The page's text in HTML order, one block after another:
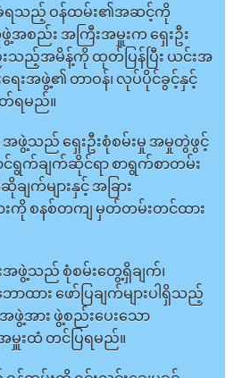
ခံရသည့် ဝန်ထမ်း၏အဆင့်ကို
စည်း အကြီးအမှူးက ရှေးဦး
းသည့်အမိန့်ကို ထုတ်ပြန်ပြီး ယင်းအ
ရေးအဖွဲ့၏ တာဝန်၊ လုပ်ပိုင်ခွင့်နှင့်
ရမည်။
း အဖွဲ့သည် ရှေးဦးစုံစမ်းမှု အမှုတွဲဖွင့်
ရွက်ချက်ဆိုင်ရာ စာရွက်စာတမ်း
ျက်များနှင့် အခြား
းကို စနစ်တကျ မှတ်တမ်းတင်ထား
းအဖွဲ့သည် စုံစမ်းတွေ့ရှိချက်၊
ထား ဖော်ပြချက်များပါရှိသည့်
ဖွဲ့အား ဖွဲ့စည်းပေးသော
းထံ တင်ပြရမည်။